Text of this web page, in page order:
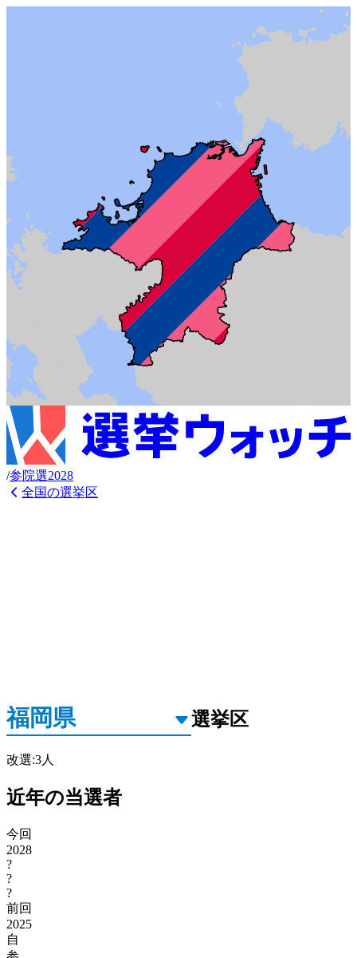
/参院選2028
全国の選挙区
選挙区
改選:3人
近年の当選者
今回
2028
?
?
?
前回
2025
自